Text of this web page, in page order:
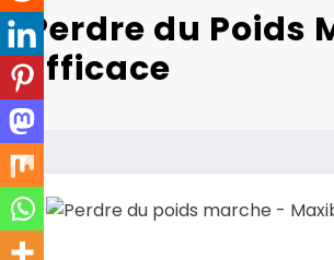
Perdre du Poids
Efficace